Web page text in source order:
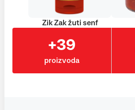
Zik Zak žuti senf
+39
proizvoda